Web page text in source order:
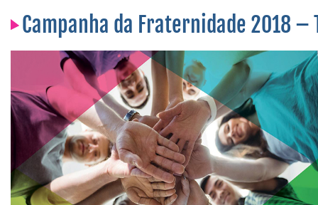
Campanha da Fraternidade 2018 –